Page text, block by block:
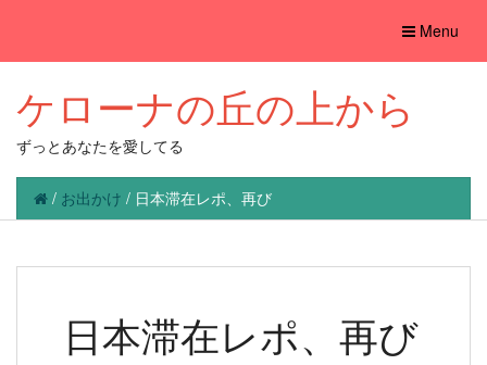
Toggle
Menu
ケローナの丘の上から
ずっとあなたを愛してる
/ お出かけ / 日本滞在レポ、再び
日本滞在レポ、再び